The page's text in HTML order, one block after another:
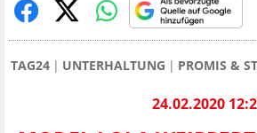
TAG24 UNTERHALTUNG PROMIS &
24.02.2020